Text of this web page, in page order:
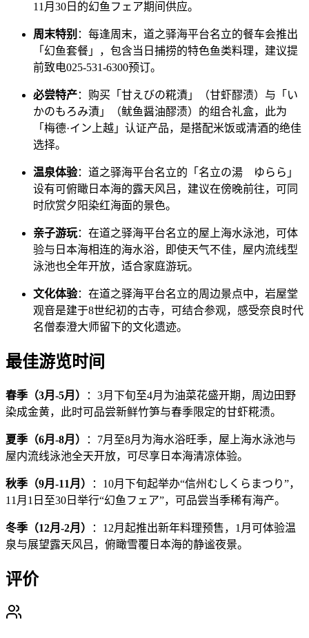
11月30日的幻鱼フェア期间供应。
周末特别 ：每逢周末，道之驿海平台名立的餐车会推出
「幻鱼套餐」，包含当日捕捞的特色鱼类料理，建议提
前致电025-531-6300预订。
必尝特产：购买「甘えびの糀漬」（甘虾醪渍）与「い
かのもろみ漬」（鱿鱼醤油醪渍）的组合礼盒，此为
「梅德·イン上越」认证产品，是搭配米饭或清酒的绝佳
选择。
温泉体验：道之驿海平台名立的「名立の湯 ゆらら」
设有可俯瞰日本海的露天风吕，建议在傍晚前往，可同
时欣赏夕阳染红海面的景色。
亲子游玩：在道之驿海平台名立的屋上海水泳池，可体
验与日本海相连的海水浴，即使天气不佳，屋内流线型
泳池也全年开放，适合家庭游玩。
文化体验：在道之驿海平台名立的周边景点中，岩屋堂
观音是建于8世纪初的古寺，可结合参观，感受奈良时代
名僧泰澄大师留下的文化遗迹。
最佳游览时间
春季（3月-5月）
：3月下旬至4月为油菜花盛开期，周边田野
染成金黄，此时可品尝新鲜竹笋与春季限定的甘虾糀渍。
夏季（6月-8月）
：7月至8月为海水浴旺季，屋上海水泳池与
屋内流线泳池全天开放，可尽享日本海清凉体验。
秋季（9月-11月）
：10月下旬起举办“信州むしくらまつり”，
11月1日至30日举行“幻鱼フェア”，可品尝当季稀有海产。
冬季（12月-2月）
：12月起推出新年料理预售，1月可体验温
泉与展望露天风吕，俯瞰雪覆日本海的静谧夜景。
评价